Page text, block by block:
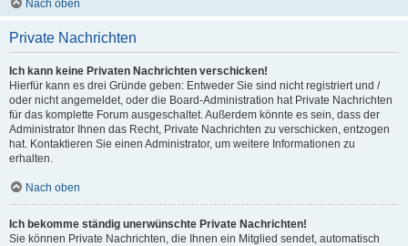
Nach oben
Private Nachrichten
Ich kann keine Privaten Nachrichten verschicken!
Hierfür kann es drei Gründe geben: Entweder Sie sind nicht registriert und /
oder nicht angemeldet, oder die Board-Administration hat Private Nachrichten
für das komplette Forum ausgeschaltet. Außerdem könnte es sein, dass der
Administrator Ihnen das Recht, Private Nachrichten zu verschicken, entzogen
hat. Kontaktieren Sie einen Administrator, um weitere Informationen zu
erhalten.
Nach oben
Ich bekomme ständig unerwünschte Private Nachrichten!
Sie können Private Nachrichten, die Ihnen ein Mitglied sendet, automatisch